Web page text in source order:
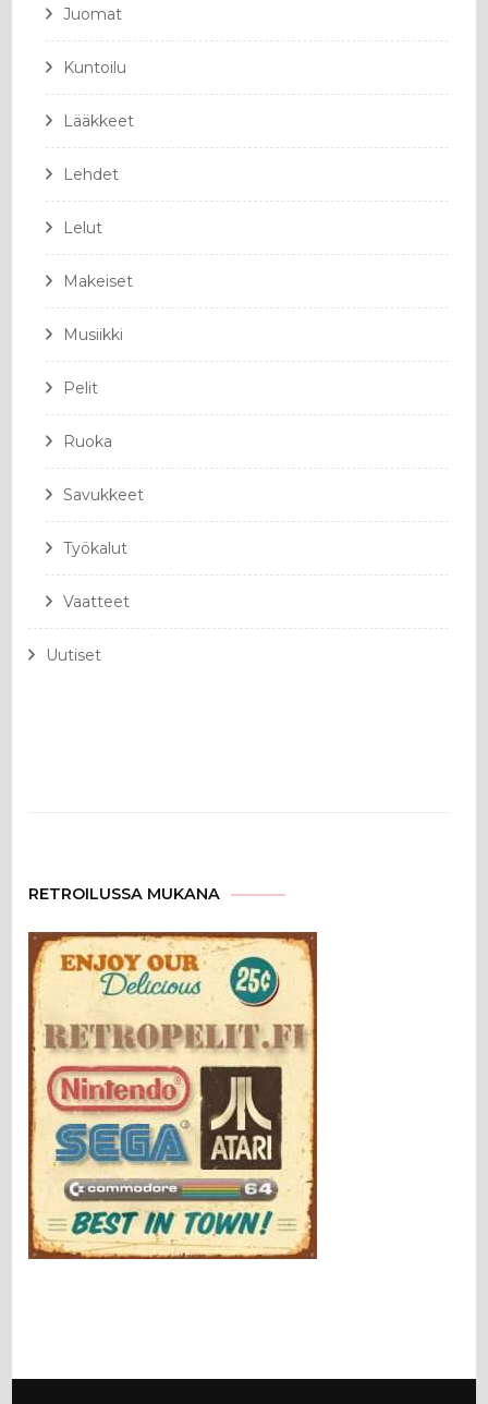
Juomat
Kuntoilu
Lääkkeet
Lehdet
Lelut
Makeiset
Musiikki
Pelit
Ruoka
Savukkeet
Työkalut
Vaatteet
Uutiset
RETROILUSSA MUKANA